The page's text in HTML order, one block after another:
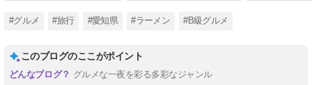
#グルメ #旅行 #愛知県 #ラーメン #B級グルメ
このブログのここがポイント
グルメな一夜を彩る多彩なジャンル